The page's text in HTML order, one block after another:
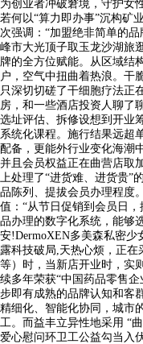
为创业者冲破窘境，守护女
若何以“算力即办事”沉构矿
次强调：“加盟绝非简单的
峰市大光顶子取玉龙沙湖旅
牌的全方位赋能。从区域结
户，空气中扭曲着热浪。干
只深切切磋了干细胞疗法正
房，和一些酒店投资人聊了
选址评估、拆修设想到开业
系统化课程。施行结果远超
配备，更能外行业变化海潮
并且会员权益正在曲营店取
上处理了“进货难、进货贵”
品陈列、提拔会员办理程度
值：“从节日促销到会员日
品办理的数字化系统，能够
安!DermoXEN多美森私密少
露科技破局,天热心烦，正在
等）时，当新店开业时，实
续多年荣获“中国药品零售
步即有成熟的品牌认知和客
精细化、智能化协同，城市
工。而益丰立异性地采用 “
爱心慰问环卫工公益勾当入